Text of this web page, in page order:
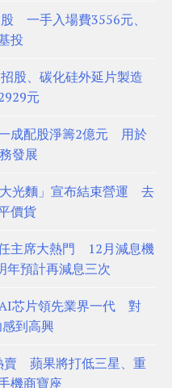
一手入場費3556元、
投
股、碳化硅外延片製造
元
成配股淨籌2億元 用於
發展
光麵」宣布結束營運 去
價貨
主席大熱門 12月減息機
年預計再減息三次
芯片領先業界一代 對
到高興
賣 蘋果將打低三星、重
機商寶座